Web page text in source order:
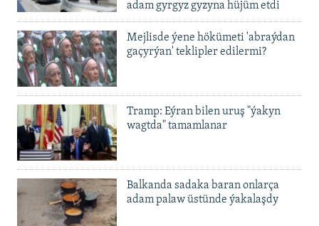
adam gyrgyz gyzyna hüjüm etdi
Mejlisde ýene hökümeti 'abraýdan
gaçyrýan' teklipler edilermi?
Tramp: Eýran bilen uruş "ýakyn
wagtda" tamamlanar
Balkanda sadaka baran onlarça
adam palaw üstünde ýakalaşdy